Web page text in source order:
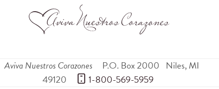
Aviva Nuestros Corazones P.O. Box 2000 Niles,MI
49120
1-800-569-5959